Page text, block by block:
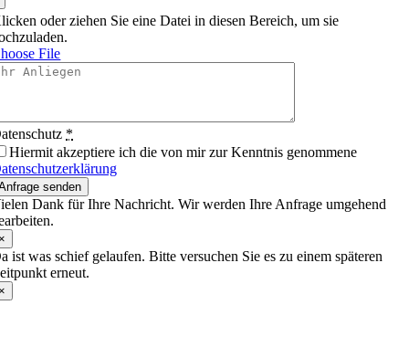
oder ziehen Sie eine Datei in diesen Bereich, um sie
File
*
Hiermit akzeptiere ich die von mir zur Kenntnis genommene
senden
Dank für Ihre Nachricht. Wir werden Ihre Anfrage umgehend
ist was schief gelaufen. Bitte versuchen Sie es zu einem späteren
erneut.